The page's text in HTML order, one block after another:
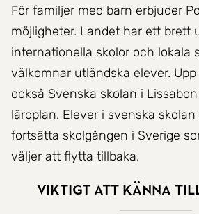
För familjer med barn erbjuder
möjligheter. Landet har ett brett
internationella skolor och lokala
välkomnar utländska elever.
också Svenska skolan i
läroplan. Elever i svenska
fortsätta skolgången i Sverige
väljer att flytta tillbaka.
Viktigt att känna